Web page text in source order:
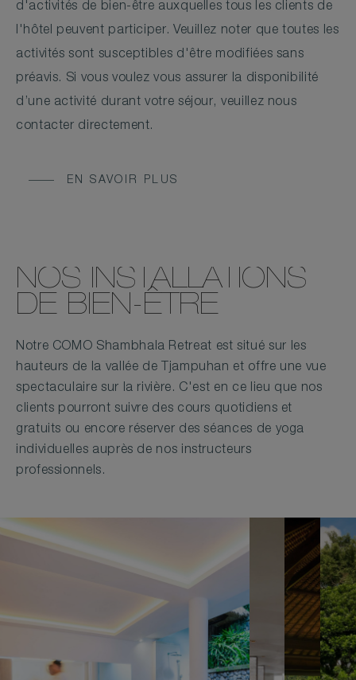
d'activités de bien-être auxquelles tous les clients de
l'hôtel peuvent participer. Veuillez noter que toutes les
activités sont susceptibles d'être modifiées sans
préavis. Si vous voulez vous assurer la disponibilité
d’une activité durant votre séjour, veuillez nous
contacter directement.
EN SAVOIR PLUS
NOS INSTALLATIONS
DE BIEN-ÊTRE
Notre COMO Shambhala Retreat est situé sur les
hauteurs de la vallée de Tjampuhan et offre une vue
spectaculaire sur la rivière. C'est en ce lieu que nos
clients pourront suivre des cours quotidiens et
gratuits ou encore réserver des séances de yoga
individuelles auprès de nos instructeurs
professionnels.